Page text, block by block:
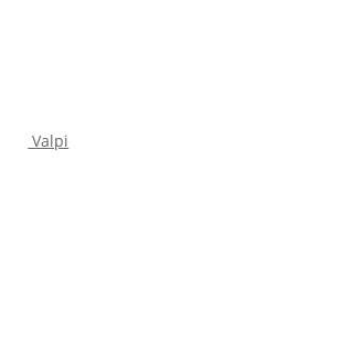
Valpi